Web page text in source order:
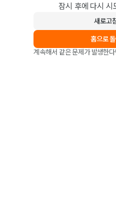
잠시 후에 다시 시
새로고
홈으로
계속해서 같은 문제가 발생한